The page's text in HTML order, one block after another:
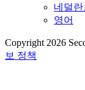
네덜
영어
Copyright 2026
보 정책